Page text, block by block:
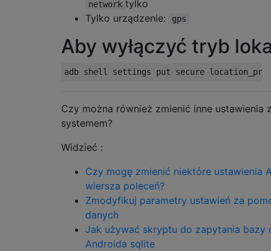
network tylko
Tylko urządzenie:
gps
Aby wyłączyć tryb
Czy można również zmienić inne ustawienia
systemem?
Widzieć :
Czy mogę zmienić niektóre ustawienia
wiersza poleceń?
Zmodyfikuj parametry ustawień za
danych
Jak używać skryptu do zapytania bazy
Androida sqlite